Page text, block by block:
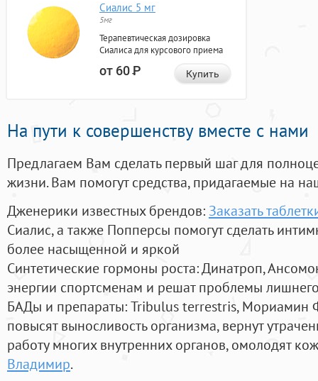
Сиалис 5 мг
5мг
Терапевтическая дозировка
Сиалиса для курсового приема
от 60Р Купить
На пути к совершенству вместе с нами
Предлагаем Вам сделать первый шаг для
жизни. Вам помогут средства, придагаемые на
Дженерики известных брендов: Заказать
Сиалис, а также Попперсы помогут сделать
более насыщенной и яркой
Синтетические гормоны роста: Динатроп,
энергии спортсменам и решат проблемы
БАДы и препараты:Tribulus terrestris, Мориамин
повысят выносливость организма, вернут
работу многих внутренних органов, омолодят
Владимир.